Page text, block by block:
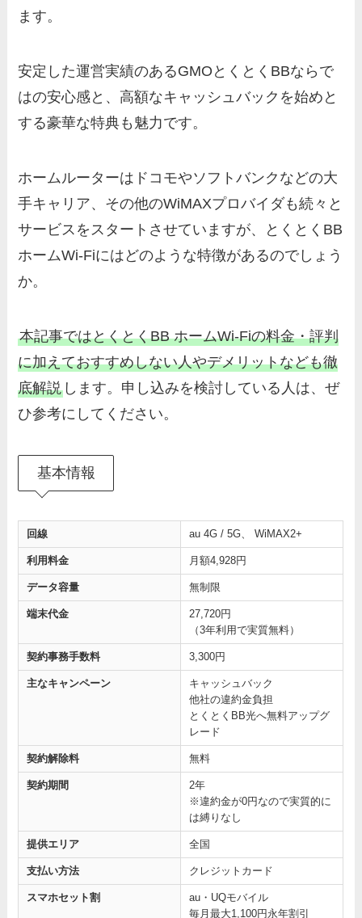
ます。
安定した運営実績のあるGMOとくとくBBならで
はの安心感と、高額なキャッシュバックを始めと
する豪華な特典も魅力です。
ホームルーターはドコモやソフトバンクなどの大
手キャリア、その他のWiMAXプロバイダも続々と
サービスをスタートさせていますが、とくとくBB
ホームWi-Fiにはどのような特徴があるのでしょう
か。
本記事ではとくとくBB ホームWi-Fiの料金・評判
に加えておすすめしない人やデメリットなども徹
底解説 します。申し込みを検討している人は、ぜ
ひ参考にしてください。
基本情報
回線 au 4G / 5G、 WiMAX2+
利用料金 月額4,928円
データ容量 無制限
端末代金
27,720円
（3年利用で実質無料）
契約事務手数料 3,300円
主なキャンペーン
キャッシュバック
他社の違約金負担
とくとくBB光へ無料アップグ
レード
契約解除料 無料
契約期間
2年
※違約金が0円なので実質的に
は縛りなし
提供エリア 全国
支払い方法 クレジットカード
スマホセット割
au・UQモバイル
毎月最大1,100円永年割引